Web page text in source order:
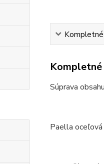
Súprava
Paella